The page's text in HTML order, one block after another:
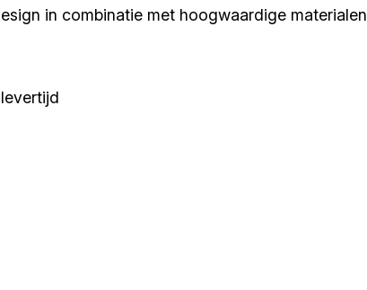
in combinatie met hoogwaardige materialen